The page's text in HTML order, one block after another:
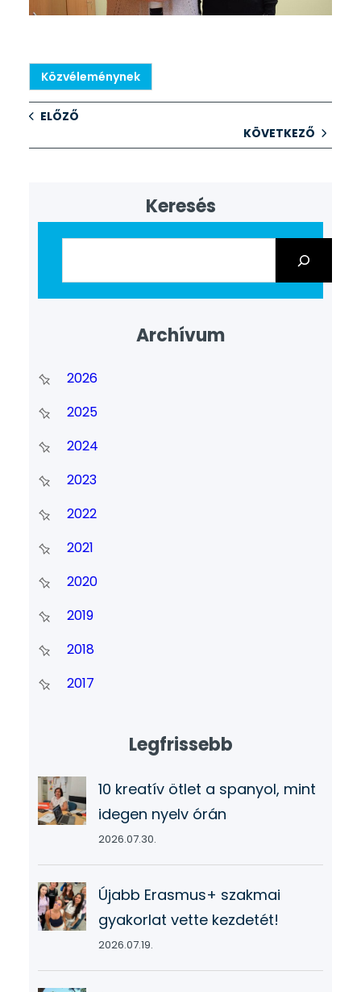
Közvéleménynek
ELŐZŐ
KÖVETKEZŐ
Keresés
Archívum
2026
2025
2024
2023
2022
2021
2020
2019
2018
2017
Legfrissebb
10 kreatív ötlet a spanyol, mint
idegen nyelv órán
2026.07.30.
Újabb Erasmus+ szakmai
gyakorlat vette kezdetét!
2026.07.19.